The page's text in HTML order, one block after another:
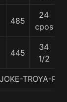
485
24
cpos
445
34
1/2
TROYA-